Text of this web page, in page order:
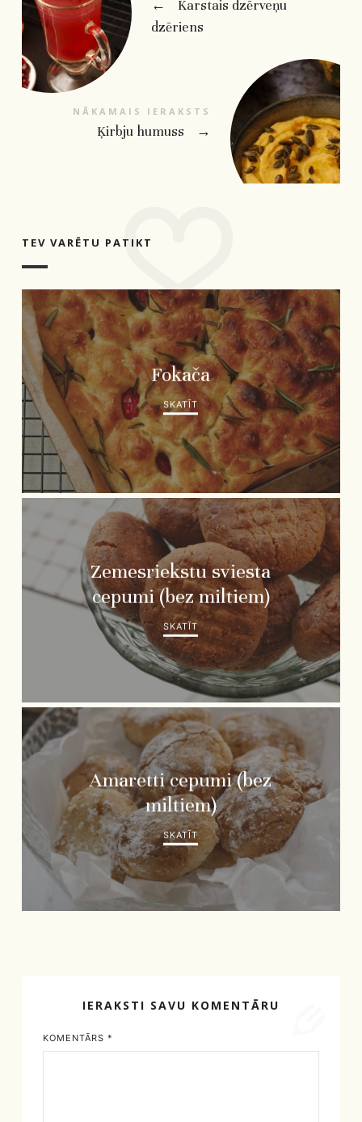
←
Karstais dzērveņu
dzēriens
NĀKAMAIS IERAKSTS
Ķirbju humuss →
TEV VARĒTU PATIKT
Fokača
SKATĪT
Zemesriekstu sviesta
cepumi (bez miltiem)
SKATĪT
Amaretti cepumi (bez
miltiem)
SKATĪT
IERAKSTI SAVU KOMENTĀRU
KOMENTĀRS *